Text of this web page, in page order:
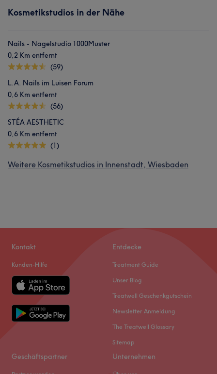
Kosmetikstudios in der Nähe
Nails - Nagelstudio 1000Muster
0,2 Km entfernt
(59)
L.A. Nails im Luisen Forum
0,6 Km entfernt
(56)
STÉA AESTHETIC
0,6 Km entfernt
(1)
Weitere Kosmetikstudios in Innenstadt, Wiesbaden
Kontakt
Kunden-Hilfe
Entdecke
Treatment Guide
Unser Blog
Treatwell Geschenkgutschein
Newsletter Anmeldung
The Treatwell Glossary
Sitemap
Geschäftspartner Unternehmen